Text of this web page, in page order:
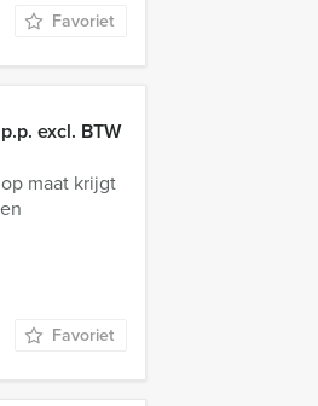
Favoriet
p.p. excl. BTW
maat krijgt
Favoriet